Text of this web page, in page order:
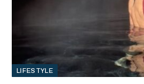
LIFESTYLE